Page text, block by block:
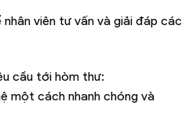
nhân viên tư vấn và giải đáp các
cầu tới hòm thư:
một cách nhanh chóng và